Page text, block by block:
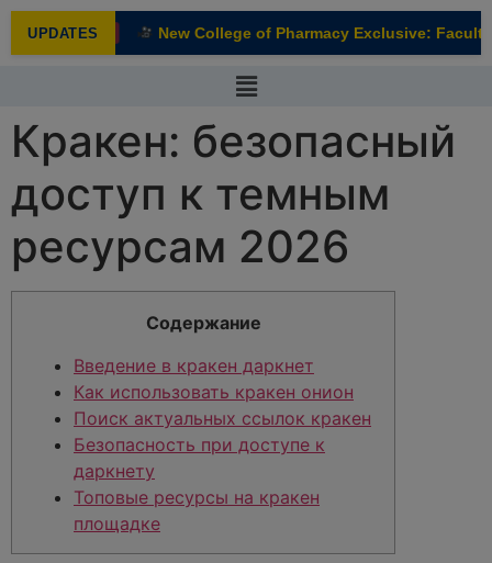
UPDATES
NEW New College of Pharmacy Exclusive: Faculty
Кракен: безопасный
доступ к темным
ресурсам 2026
Содержание
Введение в кракен даркнет
Как использовать кракен онион
Поиск актуальных ссылок кракен
Безопасность при доступе к
даркнету
Топовые ресурсы на кракен
площадке
modal-check